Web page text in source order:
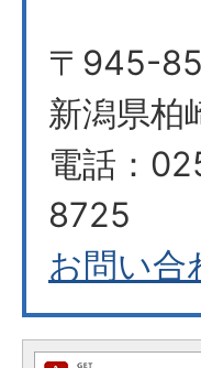
〒945-
新潟県柏
電話：
8725
お問い合